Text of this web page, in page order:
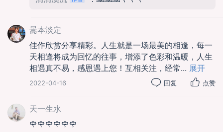
暠本淡定
佳作欣赏分享精彩。人生就是一场最美的相逢，每一
天相逢将成为回忆的往事，增添了色彩和温暖，人生
相遇真不易，感恩遇上您！互相关注，经常... 展开
2022-04-16 回复 点赞
天一生水
🌹🌹🌹🌹🌹🌹